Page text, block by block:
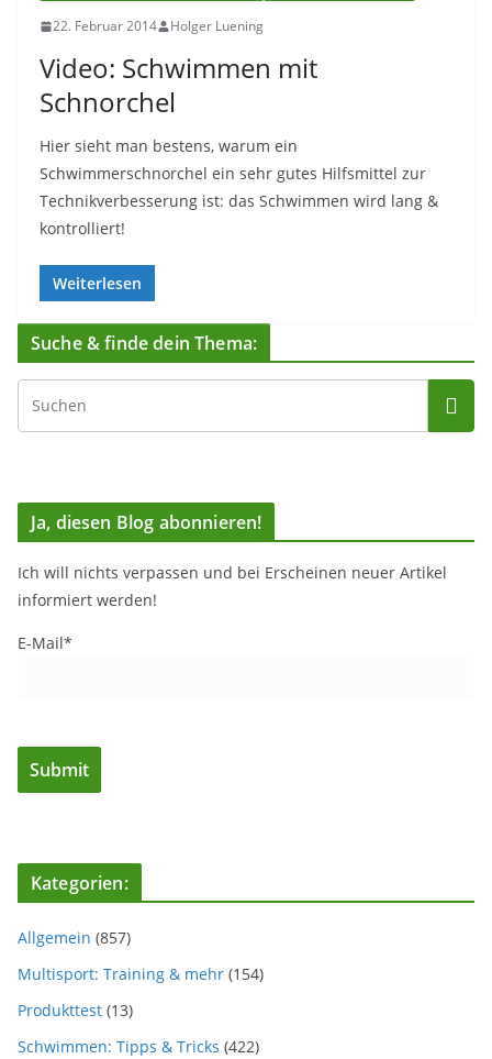
22. Februar 2014 Holger Luening
Video: Schwimmen mit
Schnorchel
Hier sieht man bestens, warum ein
Schwimmerschnorchel ein sehr gutes Hilfsmittel zur
Technikverbesserung ist: das Schwimmen wird lang &
kontrolliert!
Weiterlesen
Suche & finde dein Thema:
Ja, diesen Blog abonnieren!
Ich will nichts verpassen und bei Erscheinen neuer Artikel
informiert werden!
E-Mail*
Kategorien:
Allgemein (857)
Multisport: Training & mehr (154)
Produkttest (13)
Schwimmen: Tipps & Tricks (422)